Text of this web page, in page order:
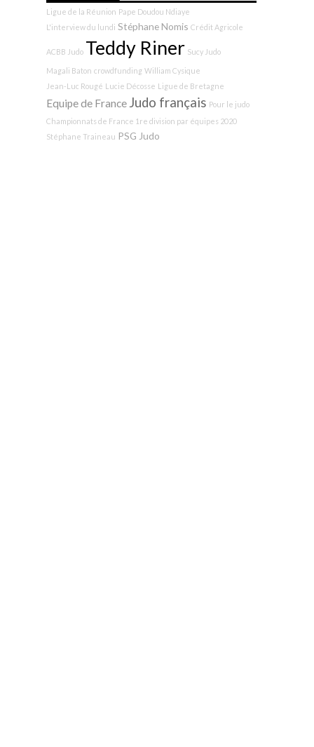
Ligue de la Réunion Pape Doudou Ndiaye
L'interview du lundi Stéphane Nomis Crédit Agricole
ACBB Judo Teddy Riner Sucy Judo
Magali Baton crowdfunding William Cysique
Jean-Luc Rougé Lucie Décosse Ligue de Bretagne
Equipe de France Judo français Pour le judo
Championnats de France 1re division par équipes 2020
Stéphane Traineau PSG Judo